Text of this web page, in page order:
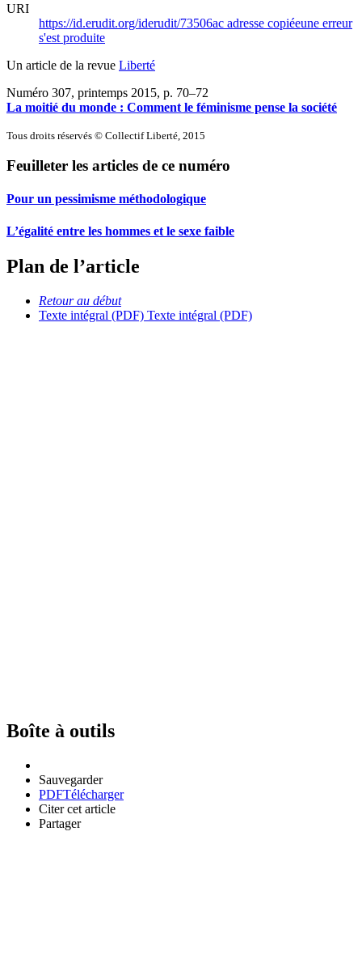
URI
https://id.erudit.org/iderudit/73506ac adresse copiéeune erreur
s'est produite
Un article de la revue Liberté
Numéro 307, printemps 2015, p. 70–72
La moitié du monde : Comment le féminisme pense la société
Tous droits réservés © Collectif Liberté, 2015
Feuilleter les articles de ce numéro
Pour un pessimisme méthodologique
L’égalité entre les hommes et le sexe faible
Plan de l’article
Retour au début
Texte intégral (PDF) Texte intégral (PDF)
Boîte à outils
Sauvegarder
PDFTélécharger
Citer cet article
Partager